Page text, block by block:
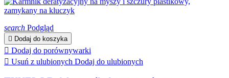
search Podgląd
 Dodaj do koszyka
 Dodaj do porównywarki
 Usuń z ulubionych Dodaj do ulubionych